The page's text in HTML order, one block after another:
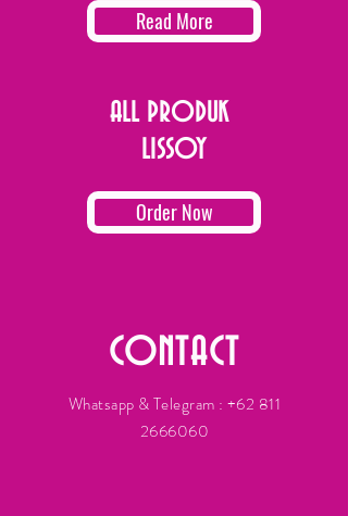
Read More
ALL PRODUK
LISSOY
Order Now
CONTACT
Whatsapp & Telegram : +62 811
2666060